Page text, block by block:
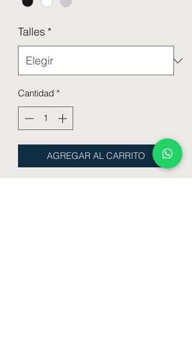
Talles *
Cantidad *
AGREGAR AL CARRITO